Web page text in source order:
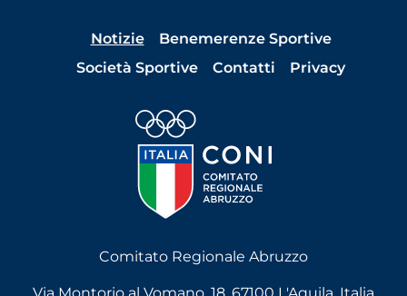
Notizie
Benemerenze Sportive
Società Sportive
Contatti Privacy
Comitato Regionale Abruzzo